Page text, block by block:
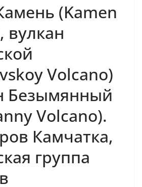
(Kamen
вулкан
Volcano)
Безымянный
Volcano).
Камчатка,
группа